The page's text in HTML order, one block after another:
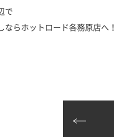
で
らホットロード各務原店へ！